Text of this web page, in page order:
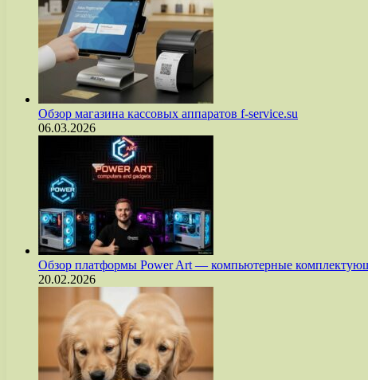
Обзор магазина кассовых аппаратов f-service.su
06.03.2026
Обзор платформы Power Art — компьютерные
20.02.2026